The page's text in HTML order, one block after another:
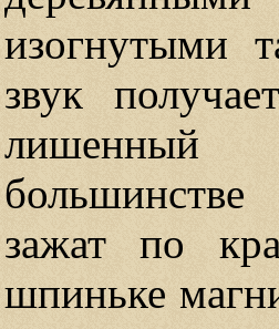
изогнутыми
звук
зажат по
шпиньке